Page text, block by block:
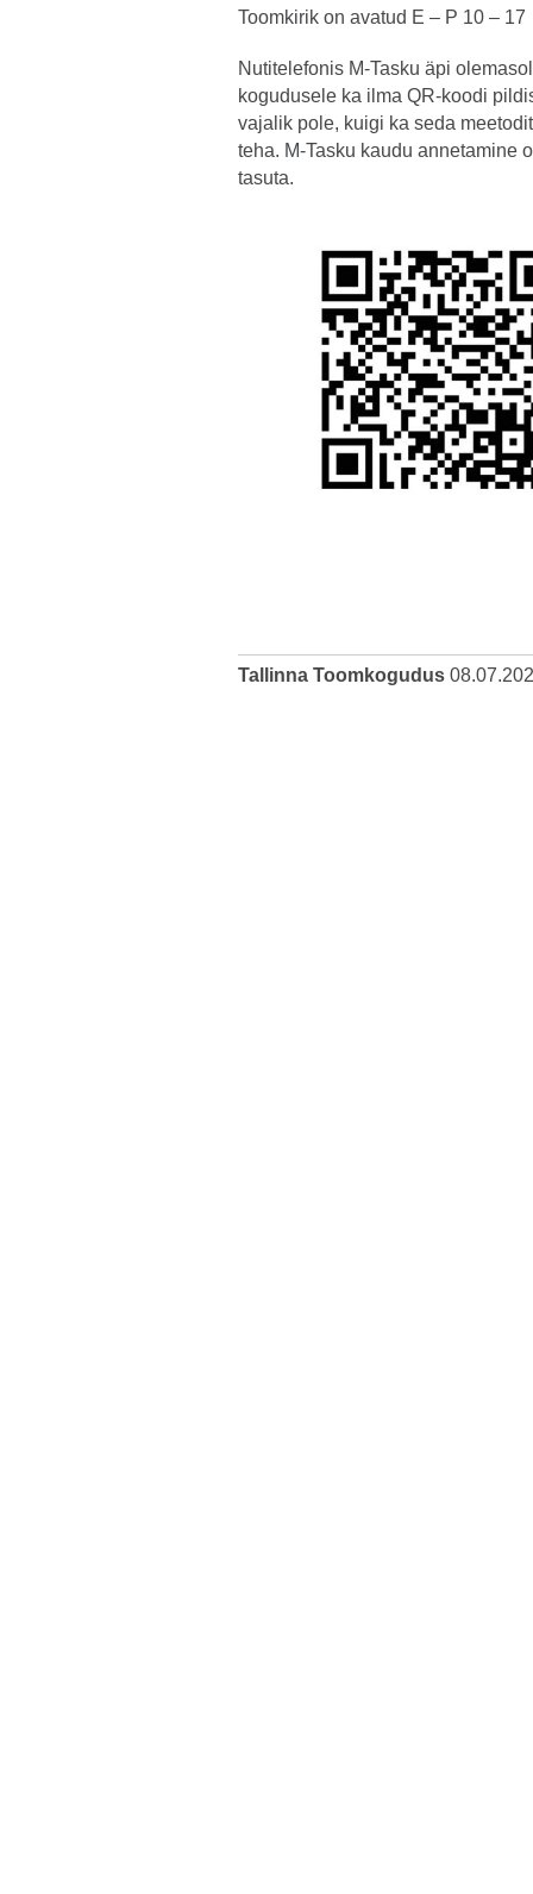
Toomkirik on avatud E – P 10 – 17
Nutitelefonis M-Tasku äpi
kogudusele ka ilma QR-koodi
vajalik pole, kuigi ka seda
teha. M-Tasku kaudu annetamine
tasuta.
Tallinna Toomkogudus